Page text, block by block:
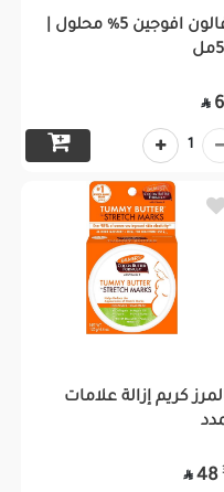
افالون افوجين 5% محلول |

1
كريم إزالة علامات
48
